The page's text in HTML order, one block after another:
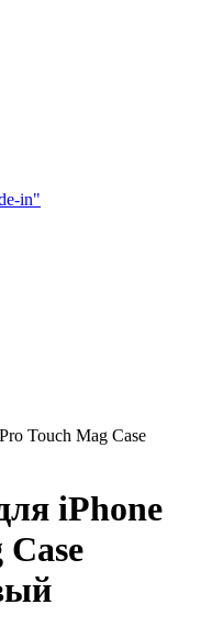
in"
Touch Mag Case
iPhone